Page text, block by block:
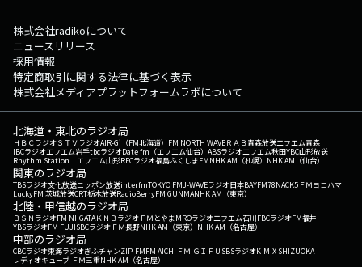
株式会社radikoについて
ニュースリリース
採用情報
特定商取引に関する法律に基づく表示
株式会社メディアプラットフォームラボについて
北海道・東北のラジオ局
ＨＢＣラジオＳＴＶラジオAIR-G'（FM北海道） FM NORTH WAVEＲＡＢ青森放送エフエム青森
IBCラジオエフエム岩手tbcラジオDate fm（エフエム仙台） ABSラジオエフエム秋田YBC山形放送
Rhythm Station エフエム山形RFCラジオ福島ふくしまFMNHK AM（札幌） NHK AM（仙台）
関東のラジオ局
TBSラジオ文化放送ニッポン放送interfmTOKYO FMJ-WAVEラジオ日本BAYFM78NACK5 ＦＭヨコハマ
LuckyFM 茨城放送CRT栃木放送RadioBerryFM GUNMANHK AM（東京）
北陸・甲信越のラジオ局
ＢＳＮラジオFM NIIGATAＫＮＢラジオ ＦＭとやまMROラジオエフエム石川FBCラジオFM福井
YBSラジオFM FUJISBCラジオ ＦＭ長野NHK AM（東京） NHK AM（名古屋）
中部のラジオ局
CBCラジオ東海ラジオぎふチャンZIP-FMFM AICHI ＦＭ ＧＩＦＵ SBSラジオK-MIX SHIZUOKA
レディオキューブ ＦＭ三重NHK AM（名古屋）